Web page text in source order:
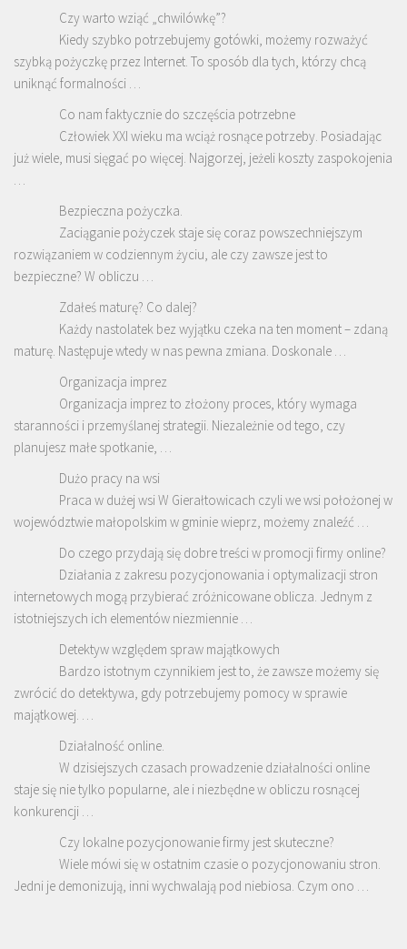
Czy warto wziąć „chwilówkę”?
Kiedy szybko potrzebujemy gotówki, możemy rozważyć
szybką pożyczkę przez Internet. To sposób dla tych, którzy chcą
uniknąć formalności …
Co nam faktycznie do szczęścia potrzebne
Człowiek XXI wieku ma wciąż rosnące potrzeby. Posiadając
już wiele, musi sięgać po więcej. Najgorzej, jeżeli koszty zaspokojenia
Bezpieczna pożyczka.
Zaciąganie pożyczek staje się coraz powszechniejszym
rozwiązaniem w codziennym życiu, ale czy zawsze jest to
bezpieczne? W obliczu …
Zdałeś maturę? Co dalej?
Każdy nastolatek bez wyjątku czeka na ten moment – zdaną
maturę. Następuje wtedy w nas pewna zmiana. Doskonale …
Organizacja imprez
Organizacja imprez to złożony proces, który wymaga
staranności i przemyślanej strategii. Niezależnie od tego, czy
planujesz małe spotkanie, …
Dużo pracy na wsi
Praca w dużej wsi W Gierałtowicach czyli we wsi położonej w
województwie małopolskim w gminie wieprz, możemy znaleźć …
Do czego przydają się dobre treści w promocji firmy online?
Działania z zakresu pozycjonowania i optymalizacji stron
internetowych mogą przybierać zróżnicowane oblicza. Jednym z
istotniejszych ich elementów niezmiennie …
Detektyw względem spraw majątkowych
Bardzo istotnym czynnikiem jest to, że zawsze możemy się
zwrócić do detektywa, gdy potrzebujemy pomocy w sprawie
majątkowej. …
Działalność online.
W dzisiejszych czasach prowadzenie działalności online
staje się nie tylko popularne, ale i niezbędne w obliczu rosnącej
konkurencji …
Czy lokalne pozycjonowanie firmy jest skuteczne?
Wiele mówi się w ostatnim czasie o pozycjonowaniu stron.
Jedni je demonizują, inni wychwalają pod niebiosa. Czym ono …